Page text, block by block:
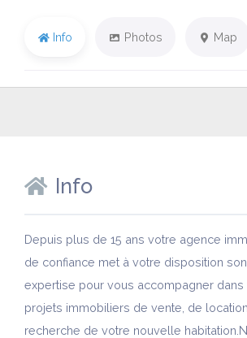
Info Photos Map
Info
Depuis plus de 15 ans votre agence
de confiance met à votre disposition son
expertise pour vous accompagner dans
projets immobiliers de vente, de
recherche de votre nouvelle